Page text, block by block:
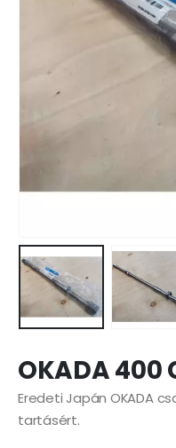
OKADA 400
Eredeti Japán OKADA
tartásért.